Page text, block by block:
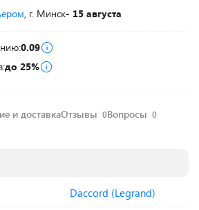
, г. Минск- 15 августа
0.09
до 25%
и доставкаОтзывы 0Вопросы 0
Daccord (Legrand)